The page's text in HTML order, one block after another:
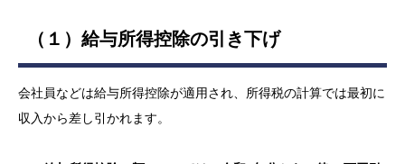
（１）給与所得控除の引き下げ
会社員などは給与所得控除が適用され、所得税の計算では最初に
収入から差し引かれます。